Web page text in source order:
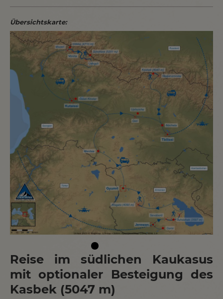
Übersichtskarte:
Reise im südlichen Kaukasus
mit optionaler Besteigung des
Kasbek (5047 m)